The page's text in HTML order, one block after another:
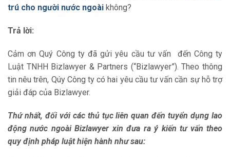
trú cho người nước ngoài không?
Trả lời:
Cảm ơn Quý Công ty đã gửi yêu cầu tư vấn đến Công ty
Luật TNHH Bizlawyer & Partners (“Bizlawyer”). Theo thông
tin nêu trên, Qúy Công ty có hai yêu cầu tư vấn cần sự hỗ trợ
giải đáp của Bizlawyer.
Thứ nhất, đối vớicác thủ tục liên quan đến tuyển dụng lao
động nước ngoài Bizlawyer xin đưa ra ý kiến tư vấn theo
quy định pháp luật hiện hành như sau: